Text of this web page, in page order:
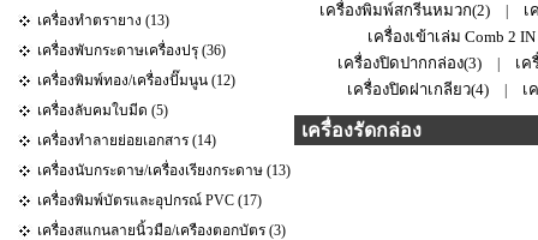
เครื่องทำตรายาง (13)
เครื่องพับกระดาษเครื่องปรุ (36)
เครื่องพิมพ์ทอง/เครื่องปั๊มนูน (12)
เครื่องลับคมใบมีด (5)
เครื่องทำลายย่อยเอกสาร (14)
เครื่องนับกระดาษ/เครื่องเรียงกระดาษ (13)
เครื่องพิมพ์บัตรและอุปกรณ์ PVC (17)
เครื่องสแกนลายนิ้วมือ/เครืองตอกบัตร (3)
เครื่องพิมพ์สกรีนหมวก(2)
เ
เครื่องเข้าเล่ม Comb 2
เครื่องปิดปากกล่อง(3)
เค
เครื่องปิดฝาเกลียว(4)
เ
เครื่องรัดกล่อง